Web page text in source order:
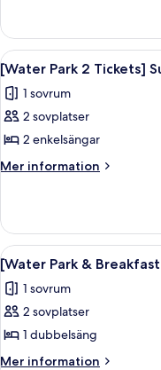
Superior
Double
Park
Tickets]
Superior
Double
Öppna
alla
foton
för
[Water
Park
Superior
Twin
8
[Water Park 2 Tickets]
1 sovrum
2 sovplatser
2 enkelsängar
Mer information
Mer
Park
Tickets]
Superior
Twin
Öppna
alla
foton
för
[Water
Park
9
[Water Park &
1 sovrum
2 sovplatser
1 dubbelsäng
Mer information
Mer